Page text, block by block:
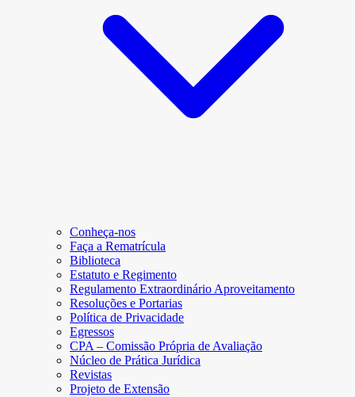
Conheça-nos
Faça a Rematrícula
Biblioteca
Estatuto e Regimento
Regulamento Extraordinário Aproveitamento
Resoluções e Portarias
Política de Privacidade
Egressos
CPA – Comissão Própria de Avaliação
Núcleo de Prática Jurídica
Revistas
Projeto de Extensão